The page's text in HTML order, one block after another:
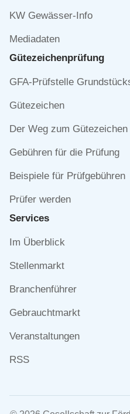
KW Gewässer-Info
Mediadaten
Gütezeichen­prüfung
Navigation
GFA-Prüfstelle
Gütezeichen
Der Weg zum Gütezeichen
Gebühren für die Prüfung
Beispiele für Prüfgebühren
Prüfer werden
Services
Navigation
Im Überblick
Stellenmarkt
Branchenführer
Gebrauchtmarkt
Veranstaltungen
RSS